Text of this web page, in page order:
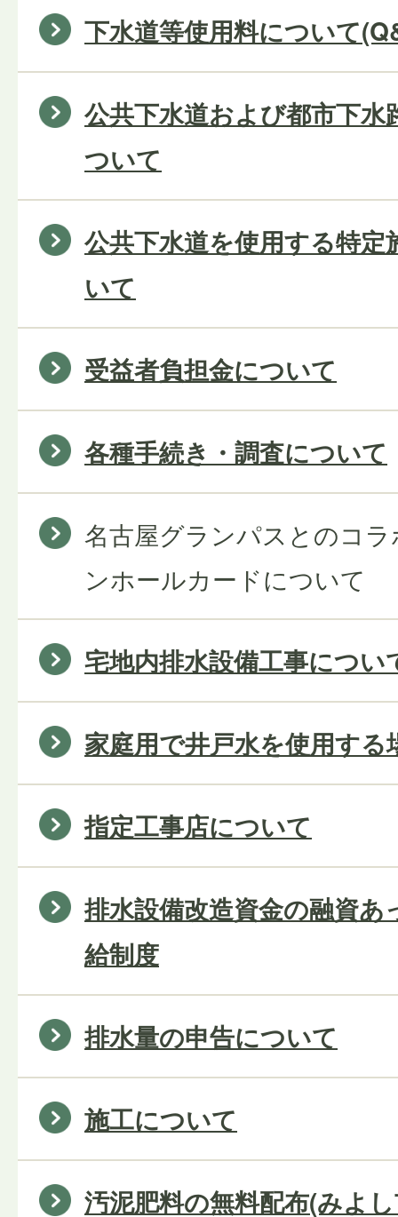
下水道等使用料について
公共下水道および都市下水
ついて
公共下水道を使用する特定
いて
受益者負担金について
各種手続き・調査について
名古屋グランパスとのコ
ンホールカードについて
宅地内排水設備工事につい
家庭用で井戸水を使用する
指定工事店について
排水設備改造資金の融資
給制度
排水量の申告について
施工について
汚泥肥料の無料配布(みよ